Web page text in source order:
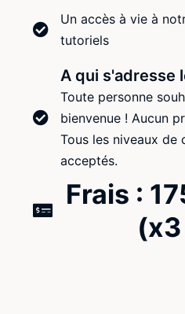
Un accès à vie à
tutoriels
Des exemples concrets
A qui s'adresse
Toute personne
bienvenue ! Aucun
Tous les niveaux de
acceptés.
Des exemples concrets
Frais :